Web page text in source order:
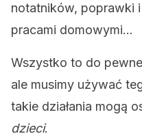
notatników, poprawki
pracami domowymi…
Wszystko to do
ale musimy używać
takie działania mogą
dzieci.